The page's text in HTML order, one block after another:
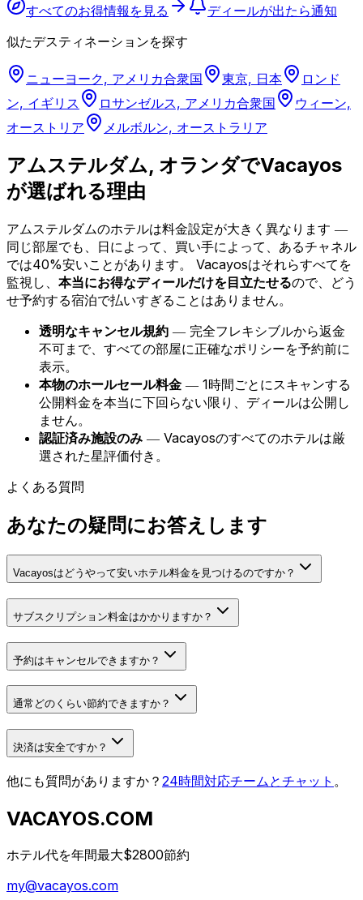
すべてのお得情報を見る
ディールが出たら通知
似たデスティネーションを探す
ニューヨーク, アメリカ合衆国 東京, 日本
ロンド
ン, イギリス
ロサンゼルス, アメリカ合衆国
ウィーン,
オーストリア
メルボルン, オーストラリア
アムステルダム, オランダでVacayos
が選ばれる理由
アムステルダムのホテルは料金設定が大きく異なります ―
同じ部屋でも、日によって、買い手によって、あるチャネル
では40%安いことがあります。
Vacayosはそれらすべてを
監視し、 本当にお得なディールだけを目立たせるので、どう
せ予約する宿泊で払いすぎることはありません。
透明なキャンセル規約 ― 完全フレキシブルから返金
不可まで、すべての部屋に正確なポリシーを予約前に
表示。
本物のホールセール料金 ― 1時間ごとにスキャンする
公開料金を本当に下回らない限り、ディールは公開し
ません。
認証済み施設のみ ― Vacayosのすべてのホテルは厳
選された星評価付き。
よくある質問
あなたの疑問にお答えします
Vacayosはどうやって安いホテル料金を見つけるのですか？
サブスクリプション料金はかかりますか？
予約はキャンセルできますか？
通常どのくらい節約できますか？
決済は安全ですか？
他にも質問がありますか？ 24時間対応チームとチャット 。
VACAYOS.COM
ホテル代を年間最大$2800節約
my@vacayos.com